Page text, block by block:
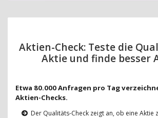
Aktien-Check: Teste die
Aktie und finde besser
Etwa 80.000 Anfragen pro Tag
Aktien-Checks.
Der Qualitäts-Check zeigt an, ob eine Aktie